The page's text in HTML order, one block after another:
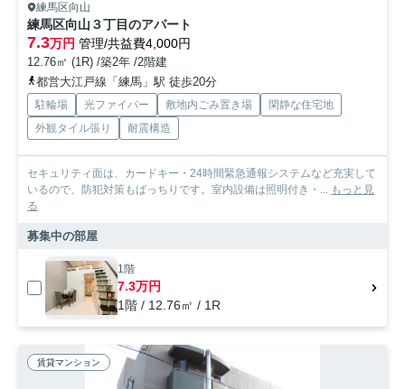
練馬区向山
練馬区向山３丁目のアパート
7.3万円 管理/共益費4,000円
12.76㎡ (1R) /築2年 /2階建
都営大江戸線「練馬」駅 徒歩20分
駐輪場 光ファイバー 敷地内ごみ置き場
閑静な住宅地
外観タイル張り
耐震構造
セキュリティ面は、カードキー・24時間緊急通報システムなど充実して
いるので、防犯対策もばっちりです。室内設備は照明付き・... もっと見
る
募集中の部屋
1階
7.3万円
1階 / 12.76㎡ / 1R
賃貸マンション